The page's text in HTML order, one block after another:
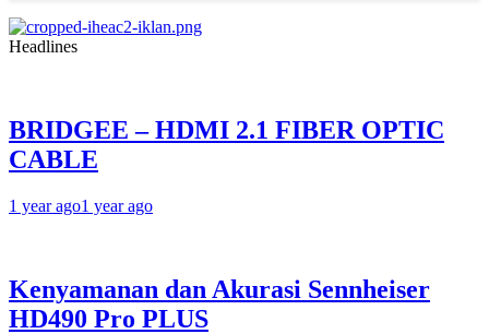
Headlines
BRIDGEE – HDMI 2.1 FIBER OPTIC
CABLE
1 year ago1 year ago
Kenyamanan dan Akurasi Sennheiser
HD490 Pro PLUS